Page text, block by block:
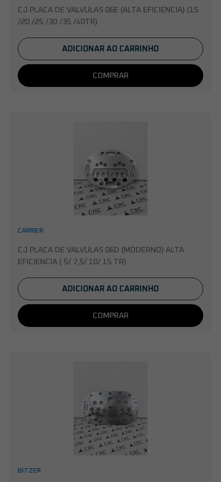
CJ PLACA DE VALVULAS 06E (ALTA EFICIENCIA) (15
/20 /25 /30 /35 /40TR)
ADICIONAR AO CARRINHO
COMPRAR
CARRIER
CJ PLACA DE VALVULAS 06D (MODERNO) ALTA
EFICIENCIA ( 5/ 7,5/ 10/ 15 TR)
ADICIONAR AO CARRINHO
COMPRAR
BITZER